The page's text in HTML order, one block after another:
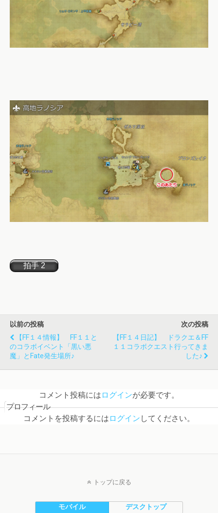
以前の投稿
【FF１４情報】 FF１１と
のコラボイベント「黒い悪
魔」とFate発生場所♪
次の投稿
【FF１４日記】 ドラクエ＆FF
１１コラボクエスト行ってきま
した♪
コメント投稿には ログインが必要です。
プロフィール
コメントを投稿するには ログイン してください。
トップに戻る
モバイル デスクトップ